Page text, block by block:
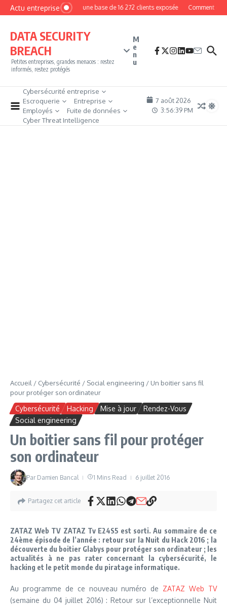
Aller au contenu
Actu entrepriseMyPhoto : une base de 16 272 clients exposée Comment
DATA SECURITY
BREACH
Petites entreprises, grandes menaces : restez
informés, restez protégés
M
e
n
u
Cybersécurité entreprise
Escroquerie
Entreprise
Employés
Fuite de données
Cyber Threat Intelligence
7 août 2026
3:56:41 PM
Accueil / Cybersécurité / Social engineering / Un boitier sans fil
pour protéger son ordinateur
Cybersécurité Hacking Mise à jour
Rendez-Vous
Social engineering
Un boitier sans fil pour protéger
son ordinateur
Par Damien Bancal 1 Mins Read 6 juillet 2016
Partagez cet article
ZATAZ Web TV ZATAZ Tv E24S5 est sorti. Au sommaire de ce
24ème épisode de l’année : retour sur la Nuit du Hack 2016 ; la
découverte du boitier Glabys pour protéger son ordinateur ; les
actualités à ne pas rater concernant la cybersécurité, le
hacking et le petit monde du piratage informatique.
Au programme de ce nouveau numéro de ZATAZ Web TV
(semaine du 04 juillet 2016) : Retour sur l’exceptionnelle Nuit